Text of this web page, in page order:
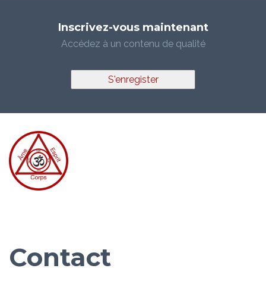
Inscrivez-vous maintenant
Accédez à un contenu de qualité
S'enregister
Contact